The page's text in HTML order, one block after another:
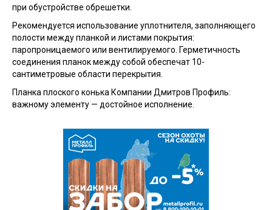
при обустройстве обрешетки.
Рекомендуется использование уплотнителя, заполняющего
полости между планкой и листами покрытия:
паропроницаемого или вентилируемого. Герметичность
соединения планок между собой обеспечат 10-
сантиметровые области перекрытия.
Планка плоского конька Компании Дмитров Профиль:
важному элементу — достойное исполнение.